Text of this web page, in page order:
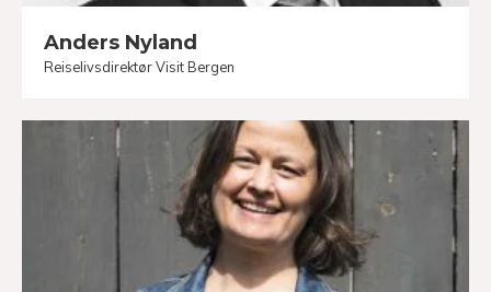
Anders Nyland
Reiselivsdirektør Visit Bergen